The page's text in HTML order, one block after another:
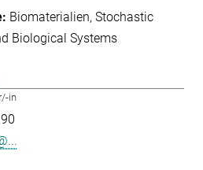
Biomaterialien Stochastic
Biological Systems
in